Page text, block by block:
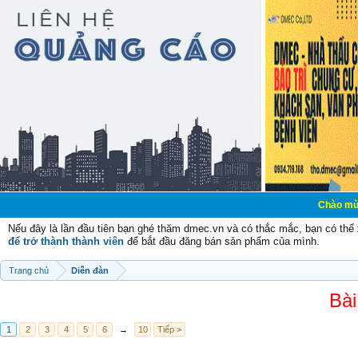
Chào mừng các
Nếu đây là lần đầu tiên bạn ghé thăm dmec.vn và có thắc mắc, bạn có
để trở thành thành viên để bắt đầu đăng bán sản phẩm của mình.
Trang chủ Diễn đàn
1 2 3 4 5 6 → 10 Tiếp >